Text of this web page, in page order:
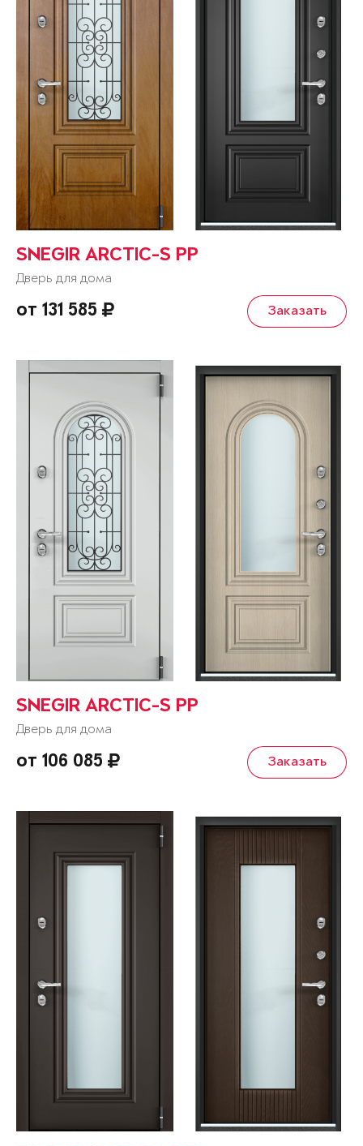
SNEGIR ARCTIC-S PP
Дверь для дома
от 131 585 Заказать
SNEGIR ARCTIC-S PP
Дверь для дома
от 106 085 Заказать